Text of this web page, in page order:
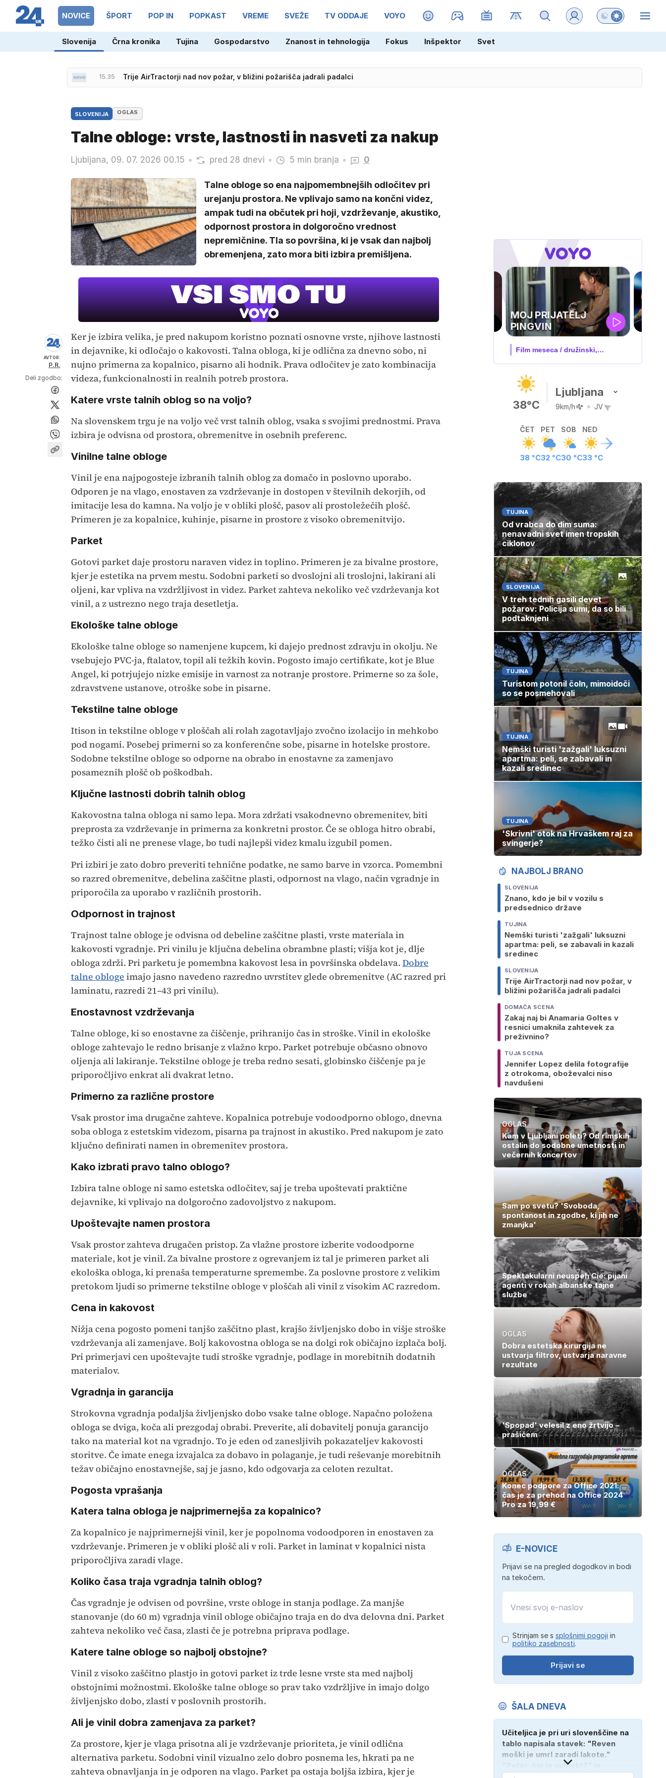
NOVICE ŠPORT POP IN POPKAST VREME SVEŽE TV ODDAJE VOYO MAGAZIN Preklopi barvni
Slovenija Črna kronika Tujina Gospodarstvo Znanost in tehnologija Fokus Inšpektor Svet
15.35 Trije AirTractorji nad nov požar, v bližini požarišča jadrali padalci
SLOVENIJA OGLAS
Talne obloge: vrste, lastnosti in nasveti za nakup
Ljubljana, 09. 07. 2026 00.15 pred 28 dnevi 5 min branja 0
Talne obloge so ena najpomembnejših odločitev pri
urejanju prostora. Ne vplivajo samo na končni videz,
ampak tudi na občutek pri hoji, vzdrževanje, akustiko,
odpornost prostora in dolgoročno vrednost
nepremičnine. Tla so površina, ki je vsak dan najbolj
obremenjena, zato mora biti izbira premišljena.
AVTOR:
P.R.
Deli zgodbo:
Ker je izbira velika, je pred nakupom koristno poznati osnovne vrste, njihove lastnosti
in dejavnike, ki odločajo o kakovosti. Talna obloga, ki je odlična za dnevno sobo, ni
nujno primerna za kopalnico, pisarno ali hodnik. Prava odločitev je zato kombinacija
videza, funkcionalnosti in realnih potreb prostora.
Katere vrste talnih oblog so na voljo?
Na slovenskem trgu je na voljo več vrst talnih oblog, vsaka s svojimi prednostmi. Prava
izbira je odvisna od prostora, obremenitve in osebnih preferenc.
Vinilne talne obloge
Vinil je ena najpogosteje izbranih talnih oblog za domačo in poslovno uporabo.
Odporen je na vlago, enostaven za vzdrževanje in dostopen v številnih dekorjih, od
imitacije lesa do kamna. Na voljo je v obliki plošč, pasov ali prostoležečih plošč.
Primeren je za kopalnice, kuhinje, pisarne in prostore z visoko obremenitvijo.
Parket
Gotovi parket daje prostoru naraven videz in toplino. Primeren je za bivalne prostore,
kjer je estetika na prvem mestu. Sodobni parketi so dvoslojni ali troslojni, lakirani ali
oljeni, kar vpliva na vzdržljivost in videz. Parket zahteva nekoliko več vzdrževanja kot
vinil, a z ustrezno nego traja desetletja.
Ekološke talne obloge
Ekološke talne obloge so namenjene kupcem, ki dajejo prednost zdravju in okolju. Ne
vsebujejo PVC-ja, ftalatov, topil ali težkih kovin. Pogosto imajo certifikate, kot je Blue
Angel, ki potrjujejo nizke emisije in varnost za notranje prostore. Primerne so za šole,
zdravstvene ustanove, otroške sobe in pisarne.
Tekstilne talne obloge
Itison in tekstilne obloge v ploščah ali rolah zagotavljajo zvočno izolacijo in mehkobo
pod nogami. Posebej primerni so za konferenčne sobe, pisarne in hotelske prostore.
Sodobne tekstilne obloge so odporne na obrabo in enostavne za zamenjavo
posameznih plošč ob poškodbah.
Ključne lastnosti dobrih talnih oblog
Kakovostna talna obloga ni samo lepa. Mora zdržati vsakodnevno obremenitev, biti
preprosta za vzdrževanje in primerna za konkretni prostor. Če se obloga hitro obrabi,
težko čisti ali ne prenese vlage, bo tudi najlepši videz kmalu izgubil pomen.
Pri izbiri je zato dobro preveriti tehnične podatke, ne samo barve in vzorca. Pomembni
so razred obremenitve, debelina zaščitne plasti, odpornost na vlago, način vgradnje in
priporočila za uporabo v različnih prostorih.
Odpornost in trajnost
Trajnost talne obloge je odvisna od debeline zaščitne plasti, vrste materiala in
kakovosti vgradnje. Pri vinilu je ključna debelina obrambne plasti; višja kot je, dlje
obloga zdrži. Pri parketu je pomembna kakovost lesa in površinska obdelava. Dobre
talne obloge imajo jasno navedeno razredno uvrstitev glede obremenitve (AC razred pri
laminatu, razredi 21–43 pri vinilu).
Enostavnost vzdrževanja
Talne obloge, ki so enostavne za čiščenje, prihranijo čas in stroške. Vinil in ekološke
obloge zahtevajo le redno brisanje z vlažno krpo. Parket potrebuje občasno obnovo
oljenja ali lakiranje. Tekstilne obloge je treba redno sesati, globinsko čiščenje pa je
priporočljivo enkrat ali dvakrat letno.
Primerno za različne prostore
Vsak prostor ima drugačne zahteve. Kopalnica potrebuje vodoodporno oblogo, dnevna
soba obloga z estetskim videzom, pisarna pa trajnost in akustiko. Pred nakupom je zato
ključno definirati namen in obremenitev prostora.
Kako izbrati pravo talno oblogo?
Izbira talne obloge ni samo estetska odločitev, saj je treba upoštevati praktične
dejavnike, ki vplivajo na dolgoročno zadovoljstvo z nakupom.
Upoštevajte namen prostora
Vsak prostor zahteva drugačen pristop. Za vlažne prostore izberite vodoodporne
materiale, kot je vinil. Za bivalne prostore z ogrevanjem iz tal je primeren parket ali
ekološka obloga, ki prenaša temperaturne spremembe. Za poslovne prostore z velikim
pretokom ljudi so primerne tekstilne obloge v ploščah ali vinil z visokim AC razredom.
Cena in kakovost
Nižja cena pogosto pomeni tanjšo zaščitno plast, krajšo življenjsko dobo in višje stroške
vzdrževanja ali zamenjave. Bolj kakovostna obloga se na dolgi rok običajno izplača bolj.
Pri primerjavi cen upoštevajte tudi stroške vgradnje, podlage in morebitnih dodatnih
materialov.
Vgradnja in garancija
Strokovna vgradnja podaljša življenjsko dobo vsake talne obloge. Napačno položena
obloga se dviga, koča ali prezgodaj obrabi. Preverite, ali dobavitelj ponuja garancijo
tako na material kot na vgradnjo. To je eden od zanesljivih pokazateljev kakovosti
storitve. Če imate enega izvajalca za dobavo in polaganje, je tudi reševanje morebitnih
težav običajno enostavnejše, saj je jasno, kdo odgovarja za celoten rezultat.
Pogosta vprašanja
Katera talna obloga je najprimernejša za kopalnico?
Za kopalnico je najprimernejši vinil, ker je popolnoma vodoodporen in enostaven za
vzdrževanje. Primeren je v obliki plošč ali v roli. Parket in laminat v kopalnici nista
priporočljiva zaradi vlage.
Koliko časa traja vgradnja talnih oblog?
Čas vgradnje je odvisen od površine, vrste obloge in stanja podlage. Za manjše
stanovanje (do 60 m) vgradnja vinil obloge običajno traja en do dva delovna dni. Parket
zahteva nekoliko več časa, zlasti če je potrebna priprava podlage.
Katere talne obloge so najbolj obstojne?
Vinil z visoko zaščitno plastjo in gotovi parket iz trde lesne vrste sta med najbolj
obstojnimi možnostmi. Ekološke talne obloge so prav tako vzdržljive in imajo dolgo
življenjsko dobo, zlasti v poslovnih prostorih.
Ali je vinil dobra zamenjava za parket?
Za prostore, kjer je vlaga prisotna ali je vzdrževanje prioriteta, je vinil odlična
alternativa parketu. Sodobni vinil vizualno zelo dobro posnema les, hkrati pa ne
zahteva obnavljanja in je odporen na vlago. Parket pa ostaja boljša izbira, kjer je
MOJ PRIJATELJ
PINGVIN
Film meseca / družinski,
pustolovski
UEFA
SUPERPOKAL
V živo na VOYO: sreda ob 20.30
38°C
Ljubljana
9km/h JV
ČET
38 °C
PET
32 °C
SOB
30 °C
NED
33 °C
TUJINA
Od vrabca do dim suma:
nenavadni svet imen tropskih
ciklonov
SLOVENIJA
V treh tednih gasili devet
požarov: Policija sumi, da so bili
podtaknjeni
TUJINA
Turistom potonil čoln, mimoidoči
so se posmehovali
TUJINA
Nemški turisti 'zažgali' luksuzni
apartma: peli, se zabavali in
kazali sredinec
TUJINA
'Skrivni' otok na Hrvaškem raj za
svingerje?
NAJBOLJ BRANO
SLOVENIJA
Znano, kdo je bil v vozilu s
predsednico države
TUJINA
Nemški turisti 'zažgali' luksuzni
apartma: peli, se zabavali in kazali
sredinec
SLOVENIJA
Trije AirTractorji nad nov požar, v
bližini požarišča jadrali padalci
DOMAČA SCENA
Zakaj naj bi Anamaria Goltes v
resnici umaknila zahtevek za
preživnino?
TUJA SCENA
Jennifer Lopez delila fotografije
z otrokoma, oboževalci niso
navdušeni
OGLAS
Kam v Ljubljani poleti? Od rimskih
ostalin do sodobne umetnosti in
večernih koncertov
Sam po svetu? 'Svoboda,
spontanost in zgodbe, ki jih ne
zmanjka'
Spektakularni neuspeh Cie: pijani
agenti v rokah albanske tajne
službe
OGLAS
Dobra estetska kirurgija ne
ustvarja filtrov, ustvarja naravne
rezultate
'Spopad' velesil z eno žrtvijo –
prašičem
OGLAS
Konec podpore za Office 2021:
čas je za prehod na Office 2024
Pro za 19,99 €
E-NOVICE
Prijavi se na pregled dogodkov in bodi
na tekočem.
Strinjam se s splošnimi pogoji in
politiko zasebnosti.
Prijavi se
ŠALA DNEVA
Učiteljica je pri uri slovenščine na
tablo napisala stavek: "Reven
moški je umrl zaradi lakote."
"Peter, kje je subjekt?" je